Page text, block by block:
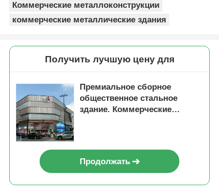
Промышленная стальная конструкция
Стальная конструкция из готовой стали
Коммерческие металлоконструкции
коммерческие металлические здания
Получить лучшую цену для
Премиальное сборное
общественное стальное
здание. Коммерческие
Продолжать